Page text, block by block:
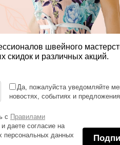
швейного
скидок и различных акций.
Да, пожалуйста уведомляйте
новостях, событиях и
с Правилами
и даете согласие на
персональных данных